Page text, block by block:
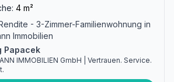
4 m²
- 3-Zimmer-Familienwohnung in
Immobilien
Papacek
IMMOBILIEN GmbH | Vertrauen. Service.